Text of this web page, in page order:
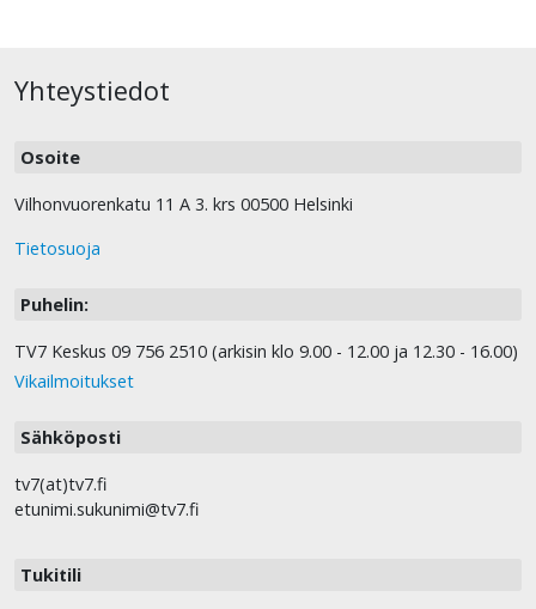
Yhteystiedot
Osoite
Vilhonvuorenkatu 11 A 3. krs 00500 Helsinki
Tietosuoja
Puhelin:
TV7 Keskus 09 756 2510 (arkisin klo 9.00 - 12.00 ja 12.30 - 16.00)
Vikailmoitukset
Sähköposti
tv7(at)tv7.fi
etunimi.sukunimi@tv7.fi
Tukitili